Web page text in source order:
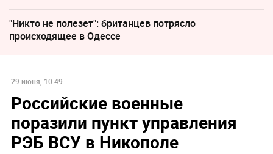
"Никто не полезет": британцев потрясло
происходящее в Одессе
29 июня, 10:49
Российские военные
поразили пункт управления
РЭБ ВСУ в Никополе